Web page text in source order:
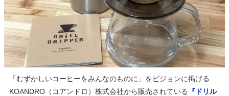
「むずかしいコーヒーをみんなのものに」をビジョンに掲げる
KOANDRO（コアンドロ）株式会社から販売されている
『ドリル